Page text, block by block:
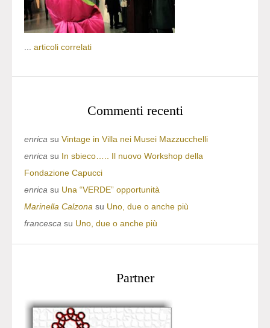
articoli correlati
Commenti recenti
enrica su Vintage in Villa nei Musei Mazzucchelli
enrica su In sbieco….. Il nuovo Workshop della
Fondazione Capucci
enrica su Una “VERDE” opportunità
Marinella Calzona su Uno, due o anche più
francesca su Uno, due o anche più
Partner